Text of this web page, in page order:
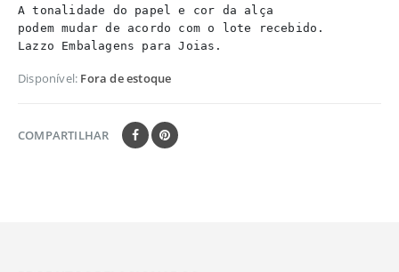
A tonalidade do papel e cor da alça
podem mudar de acordo com o lote recebido.
Lazzo Embalagens para Joias.
Disponível: Fora de estoque
COMPARTILHAR